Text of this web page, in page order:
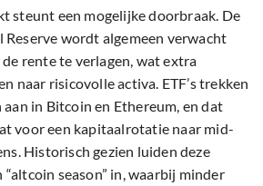
steunt een mogelijke doorbraak. De
Reserve wordt algemeen verwacht
rente te verlagen, wat extra
naar risicovolle activa. ETF’s trekken
in Bitcoin en Ethereum, en dat
voor een kapitaalrotatie naar mid-
Historisch gezien luiden deze
season” in, waarbij minder